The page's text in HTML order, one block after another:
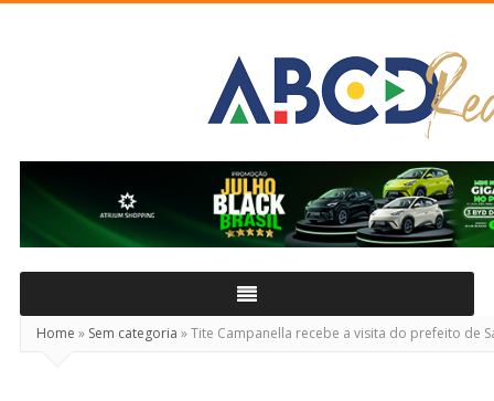
Real
Home » Sem categoria »Tite Campanella recebe a visita do prefeito de